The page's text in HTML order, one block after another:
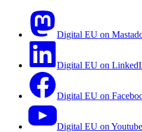
Digital EU on
Digital EU on
Digital EU on
Digital EU on Youtube